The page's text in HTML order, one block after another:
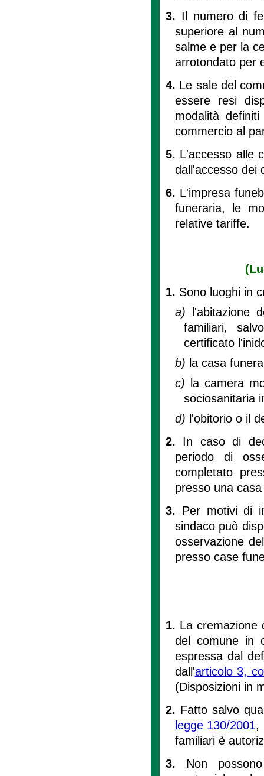
3. Il numero di
superiore al
salme e per la
arrotondato per
4. Le sale del
essere resi
modalità
commercio al
5. L'accesso alle
dall'accesso dei
6. L'impresa
funeraria, le
relative tariffe.
1. Sono luoghi in
a)
l'abitazione
familiari,
certificato
b) la casa
c)
la camera
sociosanitaria
d) l'obitorio o il
2. In caso di
periodo di
completato
presso una
3. Per motivi di
sindaco può
osservazione
presso case
1. La cremazione
del comune in
espressa dal
dall'articolo 3,
(Disposizioni in
2. Fatto salvo
legge 130/2001,
familiari è
3. Non